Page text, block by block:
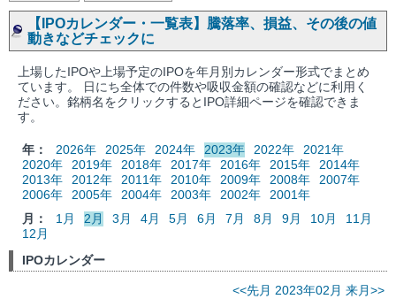
【IPOカレンダー・一覧表】騰落率、損益、その後の値
動きなどチェックに
上場したIPOや上場予定のIPOを年月別カレンダー形式でまとめ
ています。 日にち全体での件数や吸収金額の確認などに利用く
ださい。銘柄名をクリックするとIPO詳細ページを確認できま
す。
年： 2026年 2025年 2024年 2023年 2022年
2021年
2020年
2019年 2018年 2017年 2016年 2015年
2014年
2013年
2012年 2011年 2010年 2009年 2008年
2007年
2006年
2005年 2004年 2003年 2002年
2001年
月：
1月 2月 3月 4月 5月 6月 7月 8月 9月 10月
11月
12月
IPOカレンダー
<<先月 2023年02月 来月>>